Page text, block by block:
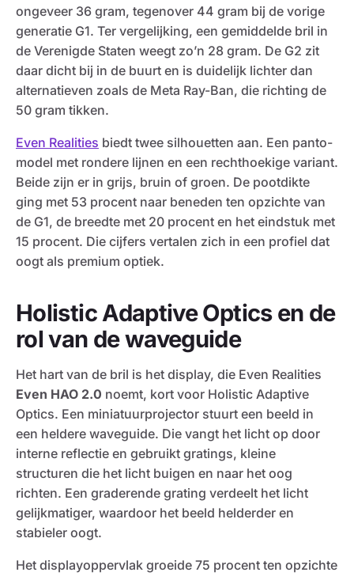
ongeveer 36 gram, tegenover 44 gram bij de vorige
generatie G1. Ter vergelijking, een gemiddelde bril in
de Verenigde Staten weegt zo’n 28 gram. De G2 zit
daar dicht bij in de buurt en is duidelijk lichter dan
alternatieven zoals de Meta Ray-Ban, die richting de
50 gram tikken.
Even Realities biedt twee silhouetten aan. Een panto-
model met rondere lijnen en een rechthoekige variant.
Beide zijn er in grijs, bruin of groen. De pootdikte
ging met 53 procent naar beneden ten opzichte van
de G1, de breedte met 20 procent en het eindstuk met
15 procent. Die cijfers vertalen zich in een profiel dat
oogt als premium optiek.
Holistic Adaptive Optics en de
rol van de waveguide
Het hart van de bril is het display, die Even Realities
Even HAO 2.0 noemt, kort voor Holistic Adaptive
Optics. Een miniatuurprojector stuurt een beeld in
een heldere waveguide. Die vangt het licht op door
interne reflectie en gebruikt gratings, kleine
structuren die het licht buigen en naar het oog
richten. Een graderende grating verdeelt het licht
gelijkmatiger, waardoor het beeld helderder en
stabieler oogt.
Het displayoppervlak groeide 75 procent ten opzichte